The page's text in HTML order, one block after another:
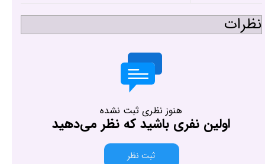
نظرات
هنوز نظری ثبت نشده
اولین نفری باشید که نظر می‌دهید
ثبت نظر